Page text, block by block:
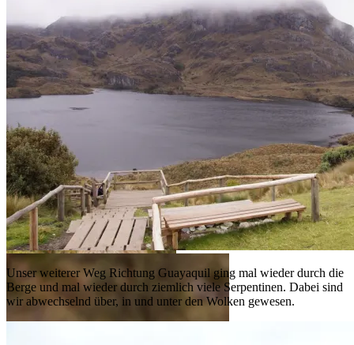
Unser weiterer Weg Richtung Guayaquil ging mal wieder durch die
Berge und mal wieder durch ziemlich viele Serpentinen. Dabei sind
wir abwechselnd über, in und unter den Wolken gewesen.